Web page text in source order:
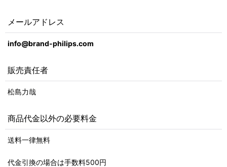
メールアドレス
info@brand-philips.com
販売責任者
松島力哉
商品代金以外の必要料金
送料一律無料
代金引換の場合は手数料500円